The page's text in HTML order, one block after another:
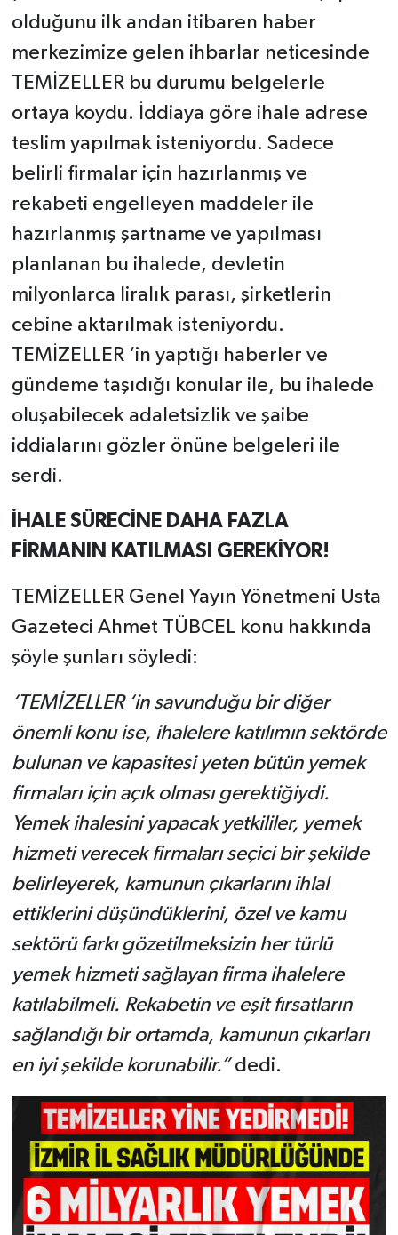
olduğunu ilk andan itibaren haber
merkezimize gelen ihbarlar neticesinde
TEMİZELLER bu durumu belgelerle
ortaya koydu. İddiaya göre ihale adrese
teslim yapılmak isteniyordu. Sadece
belirli firmalar için hazırlanmış ve
rekabeti engelleyen maddeler ile
hazırlanmış şartname ve yapılması
planlanan bu ihalede, devletin
milyonlarca liralık parası, şirketlerin
cebine aktarılmak isteniyordu.
TEMİZELLER ‘in yaptığı haberler ve
gündeme taşıdığı konular ile, bu ihalede
oluşabilecek adaletsizlik ve şaibe
iddialarını gözler önüne belgeleri ile
serdi.
İHALE SÜRECİNE DAHA FAZLA
FİRMANIN KATILMASI GEREKİYOR!
TEMİZELLER Genel Yayın Yönetmeni Usta
Gazeteci Ahmet TÜBCEL konu hakkında
şöyle şunları söyledi:
‘TEMİZELLER ‘in savunduğu bir diğer
önemli konu ise, ihalelere katılımın sektörde
bulunan ve kapasitesi yeten bütün yemek
firmaları için açık olması gerektiğiydi.
Yemek ihalesini yapacak yetkililer, yemek
hizmeti verecek firmaları seçici bir şekilde
belirleyerek, kamunun çıkarlarını ihlal
ettiklerini düşündüklerini, özel ve kamu
sektörü farkı gözetilmeksizin her türlü
yemek hizmeti sağlayan firma ihalelere
katılabilmeli. Rekabetin ve eşit fırsatların
sağlandığı bir ortamda, kamunun çıkarları
en iyi şekilde korunabilir.”dedi.